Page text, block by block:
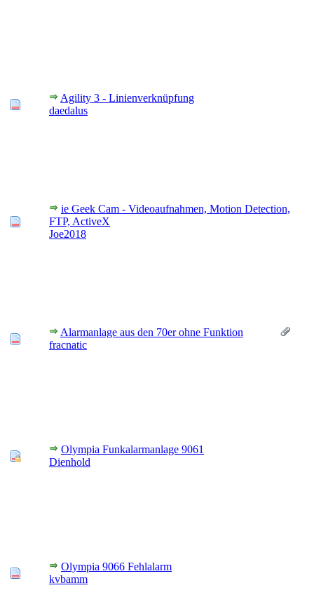
Agility 3 - Linienverknüpfung
daedalus
ie Geek Cam - Videoaufnahmen, Motion Detection,
FTP, ActiveX
Joe2018
Alarmanlage aus den 70er ohne Funktion
fracnatic
Olympia Funkalarmanlage 9061
Dienhold
Olympia 9066 Fehlalarm
kvbamm